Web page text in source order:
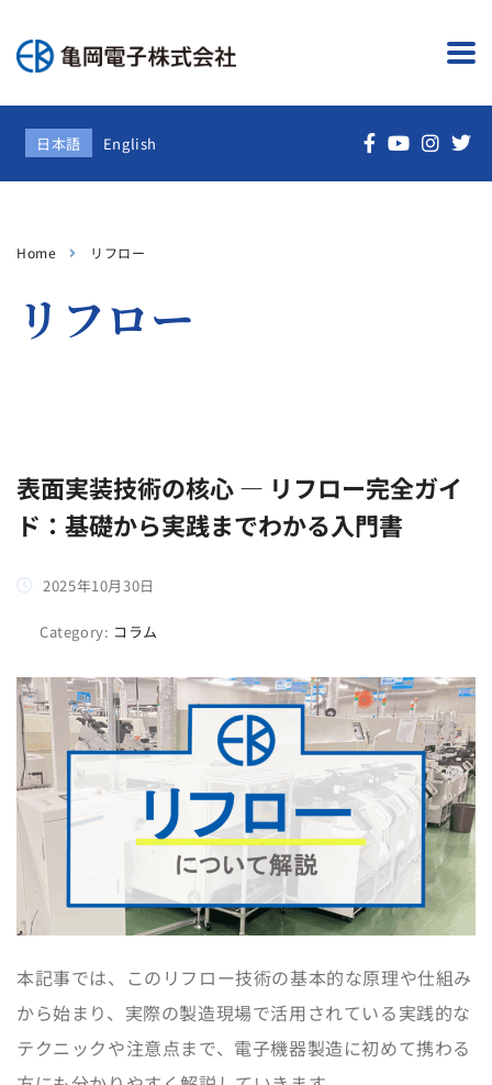
日本語 English
Home リフロー
リフロー
表面実装技術の核心 ― リフロー完全ガイ
ド：基礎から実践までわかる入門書
2025年10月30日
Category: コラム
本記事では、このリフロー技術の基本的な原理や仕組み
から始まり、実際の製造現場で活用されている実践的な
テクニックや注意点まで、電子機器製造に初めて携わる